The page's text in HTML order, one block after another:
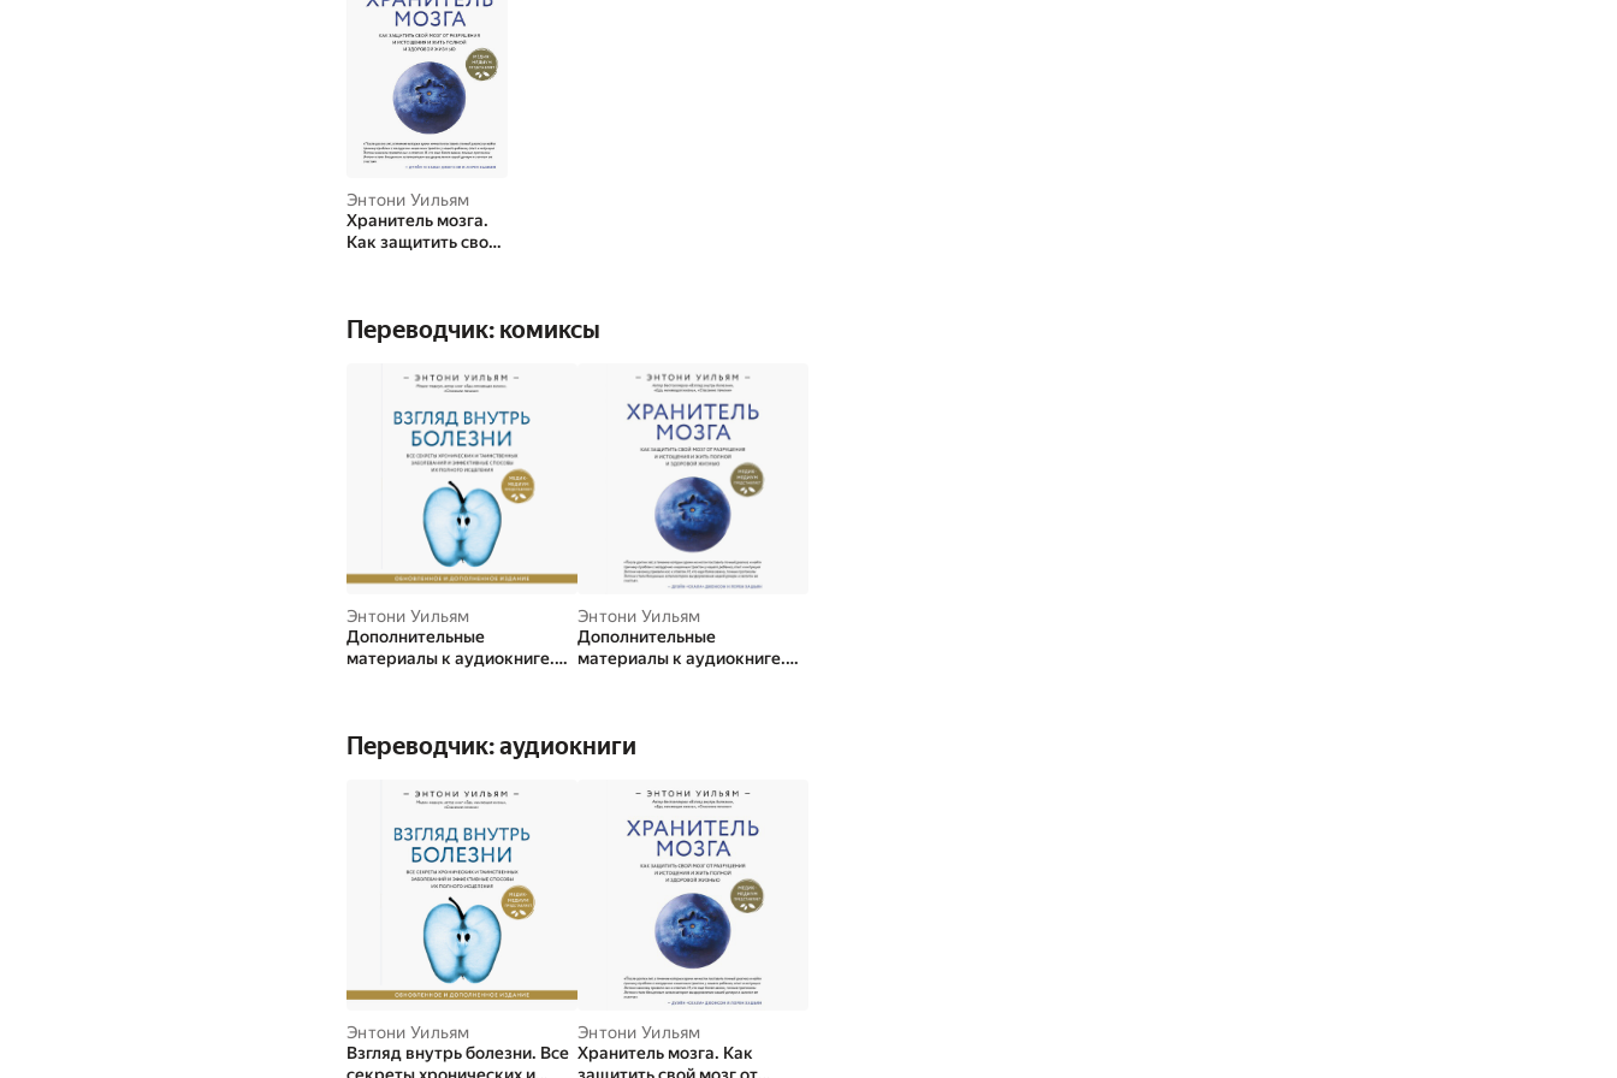
Энтони Уильям
Хранитель мозга.
Как защитить свой
полной и здоровой
Переводчик: комиксы
Энтони Уильям
Дополнительные
материалы к аудиокниге.
и эффективные способы их
Энтони Уильям
Дополнительные
материалы к аудиокниге.
жить полной и здоровой
Переводчик: аудиокниги
Энтони Уильям
Взгляд внутрь болезни. Все
Энтони Уильям
Хранитель мозга. Как